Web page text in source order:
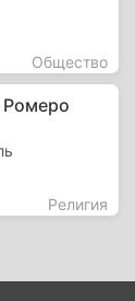
Общество
Ромеро
Религия